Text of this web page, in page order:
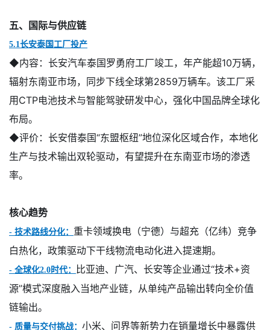
五、国际与供应链
5.1长安泰国工厂投产
◆内容： 长安汽车泰国罗勇府工厂竣工，年产能超10万辆，
辐射东南亚市场，同步下线全球第2859万辆车。该工厂采
用CTP电池技术与智能驾驶研发中心，强化中国品牌全球化
布局。
◆评价： 长安借泰国“东盟枢纽”地位深化区域合作，本地化
生产与技术输出双轮驱动，有望提升在东南亚市场的渗透
率。
核心趋势
- 技术路线分化： 重卡领域换电（宁德）与超充（亿纬）竞争
白热化，政策驱动下干线物流电动化进入提速期。
- 全球化2.0时代：
比亚迪、广汽、长安等企业通过“技术+资
源”模式深度融入当地产业链，从单纯产品输出转向全价值
链输出。
- 质量与交付挑战： 小米、问界等新势力在销量增长中暴露供